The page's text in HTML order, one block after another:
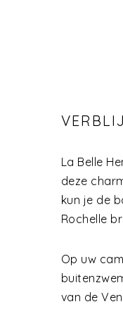
La Belle
deze
kun je de
Rochelle
Op uw
van de